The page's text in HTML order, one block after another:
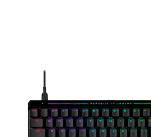
KOMPONENTE
PERIFERIJA
KABELI I KONEKTORI